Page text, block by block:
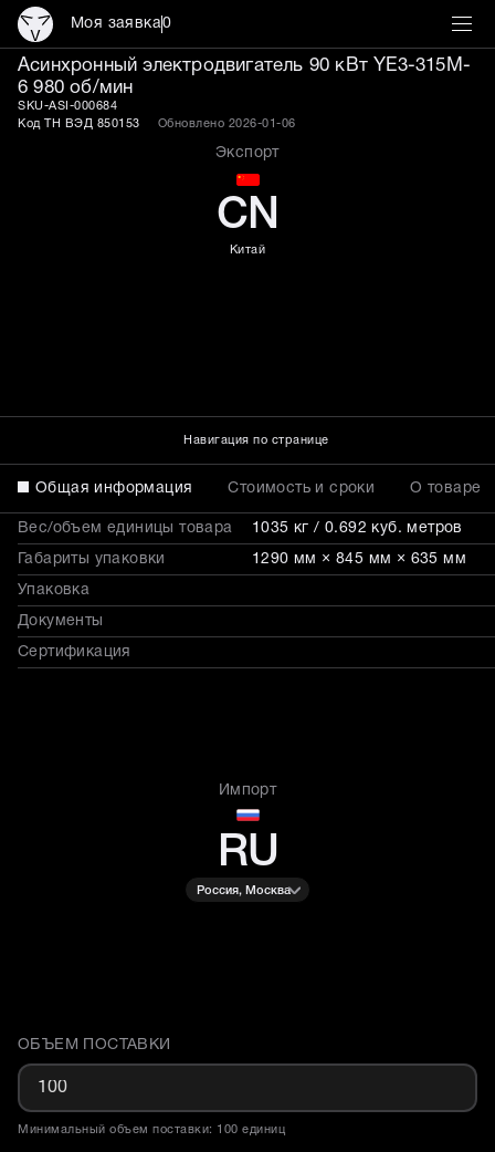
Моя заявка0
Асинхронный
Асинхронный электродвигатель 90 кВт YE3-315M-
6 980 об/мин
SKU-ASI-000684
Код ТН ВЭД 850153
Обновлено 2026-01-06
Экспорт
CN
Китай
Навигация по странице
Общая информация Стоимость и сроки О товаре
Вес/объем единицы товара 1035 кг / 0.692 куб. метров
Габариты упаковки 1290 мм × 845 мм × 635 мм
Упаковка
Документы
Сертификация
Импорт
RU
Россия, Москва
Доставка и объем поставки
ОБЪЕМ ПОСТАВКИ
Минимальный объем поставки: 100 единиц